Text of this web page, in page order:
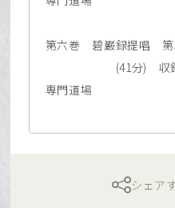
第六巻 碧巌録提唱 第
(41分) 収録:昭
専門道場
シェア